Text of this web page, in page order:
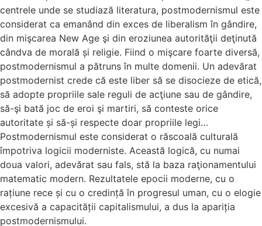
centrele unde se studiază literatura, postmodernismul este
considerat ca emanând din exces de liberalism în gândire,
din mişcarea New Age şi din eroziunea autorităţii deţinută
cândva de morală și religie. Fiind o mişcare foarte diversă,
postmodernismul a pătruns în multe domenii. Un adevărat
postmodernist crede că este liber să se disocieze de etică,
să adopte propriile sale reguli de acţiune sau de gândire,
să-şi bată joc de eroi şi martiri, să conteste orice
autoritate și să-și respecte doar propriile legi…
Postmodernismul este considerat o răscoală culturală
împotriva logicii moderniste. Această logică, cu numai
doua valori, adevărat sau fals, stă la baza raţionamentului
matematic modern. Rezultatele epocii moderne, cu o
rațiune rece și cu o credință în progresul uman, cu o elogie
excesivă a capacității capitalismului, a dus la apariția
postmodernismului.